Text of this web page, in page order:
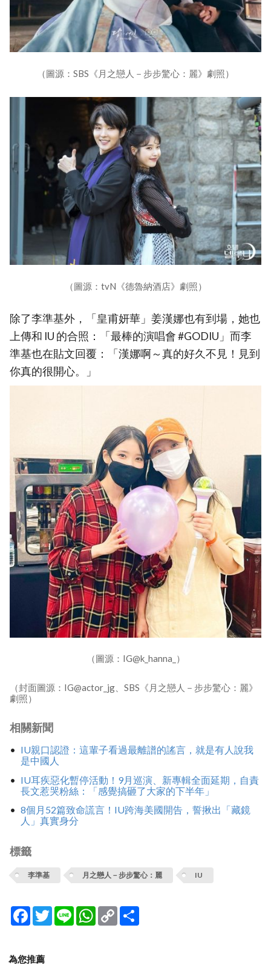
（圖源：SBS《月之戀人－步步驚心：麗》劇照）
（圖源：tvN《德魯納酒店》劇照）
除了李準基外，「皇甫妍華」姜漢娜也有到場，她也
上傳和 IU 的合照：「最棒的演唱會 #GODIU」而李
準基也在貼文回覆：「漢娜啊～真的好久不見！見到
你真的很開心。」
（圖源：IG@k_hanna_）
（封面圖源：IG@actor_jg、SBS《月之戀人－步步驚心：麗》
劇照）
相關新聞
IU親口認證：這輩子看過最離譜的謠言，就是有人說我
是中國人
IU耳疾惡化暫停活動！9月巡演、新專輯全面延期，自責
長文惹哭粉絲：「感覺搞砸了大家的下半年」
8個月52篇致命謊言！IU跨海美國開告，誓揪出「藏鏡
人」真實身分
標籤
李準基 月之戀人－步步驚心：麗 IU
Facebook
TwitterLine WhatsApp
Copy
Link
為您推薦